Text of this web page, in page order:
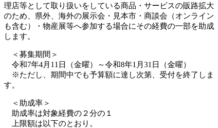
理店等として取り扱いをしている商品・サービスの販路拡大
のため、県外、海外の展示会・見本市・商談会（オンライン
も含む）・物産展等へ参加する場合にその経費の一部を助成
します。
＜募集期間＞
令和7年4月11日（金曜）～令和8年1月31日（金曜）
※ただし、期間中でも予算額に達し次第、受付を終了しま
す。
＜助成率＞
助成率は対象経費の２分の１
上限額は以下のとおり。